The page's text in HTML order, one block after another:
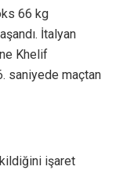
66 kg
İtalyan
Khelif
saniyede maçtan
işaret